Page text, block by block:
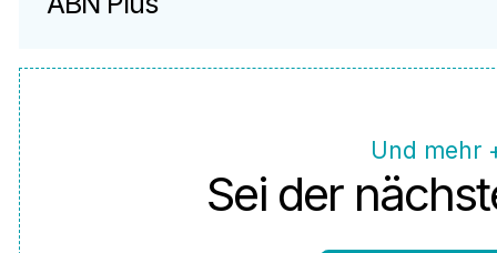
Und mehr
Sei der